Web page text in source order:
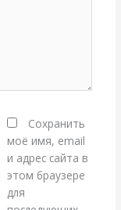
Сохранить
моё имя, email
и адрес сайта в
этом браузере
для